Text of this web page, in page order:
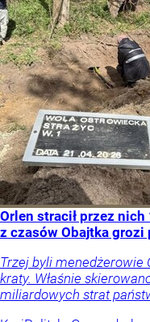
Orlen stracił przez nich
z czasów Obajtka
Trzej byli menedżerowie
kraty. Właśnie
miliardowych strat